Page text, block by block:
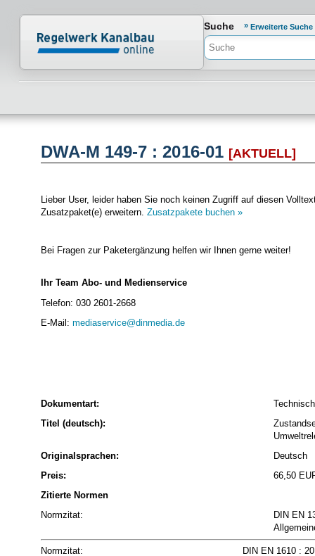
Normenportal Barrierefreiheit
Suche Erweiterte Suche
DWA-M 149-7 : 2016-01 [AKTUELL]
Lieber User, leider haben Sie noch keinen Zugriff auf diesen
Zusatzpaket(e) erweitern. Zusatzpakete buchen »
Bei Fragen zur Paketergänzung helfen wir Ihnen gerne weiter!
Ihr Team Abo- und Medienservice
Telefon: 030 2601-2668
E-Mail: mediaservice@dinmedia.de
Dokumentart:
Titel (deutsch):
Originalsprachen:
Deutsch
Preis:
66,50
Zitierte Normen
Normzitat:
DIN EN
Normzitat: DIN EN 1610 :